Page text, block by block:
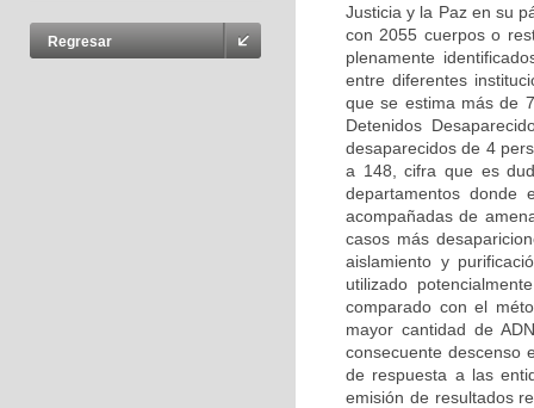
Regresar
Justicia y la Paz en su
con 2055 cuerpos o
plenamente
entre diferentes
que se estima más de
Detenidos
desaparecidos de 4
a 148, cifra que es
departamentos donde
acompañadas de
casos más
aislamiento y
utilizado
comparado con el
mayor cantidad de
consecuente descenso
de respuesta a las
emisión de resultados